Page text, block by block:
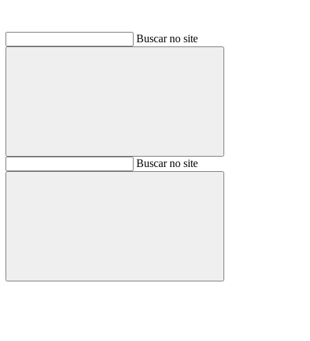
Buscar no site
BuscarBuscar no site
Buscar